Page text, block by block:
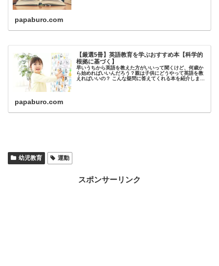
papaburo.com
【厳選5冊】英語教育を学ぶおすすめ本【科学的
根拠に基づく】
早いうちから英語を教えた方がいいって聞くけど、何歳か
ら始めればいいんだろう？親は子供にどうやって英語を教
えればいいの？ こんな疑問に答えてくれる本を紹介しま
papaburo.com
幼児教育 運動
スポンサーリンク